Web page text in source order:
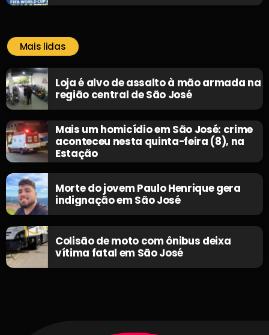
Mais lidas
Loja é alvo de assalto à mão armada na
região central de São José
Mais um homicídio em São José: crime
aconteceu nesta quinta-feira (8), na
Estação
Morte do jovem Paulo Henrique gera
indignação em São José
Colisão de moto com ônibus deixa
vítima fatal em São José